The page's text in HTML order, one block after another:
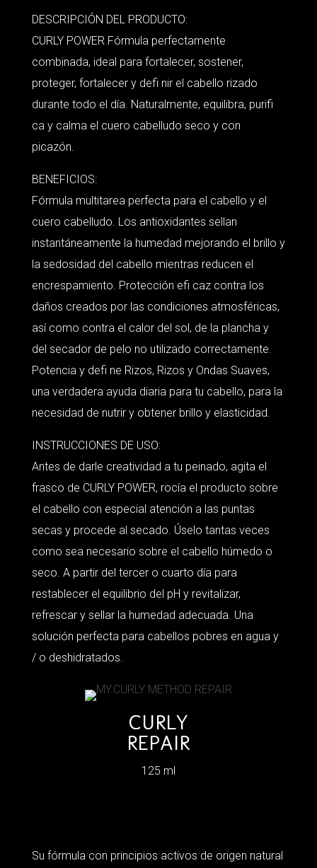
DESCRIPCIÓN DEL PRODUCTO:
CURLY POWER Fórmula perfectamente
combinada, ideal para fortalecer, sostener,
proteger, fortalecer y defi nir el cabello rizado
durante todo el día. Naturalmente, equilibra, purifi
ca y calma el cuero cabelludo seco y con
picazón.
BENEFICIOS:
Fórmula multitarea perfecta para el cabello y el
cuero cabelludo. Los antioxidantes sellan
instantáneamente la humedad mejorando el brillo y
la sedosidad del cabello mientras reducen el
encrespamiento. Protección efi caz contra los
daños creados por las condiciones atmosféricas,
así como contra el calor del sol, de la plancha y
del secador de pelo no utilizado correctamente.
Potencia y defi ne Rizos, Rizos y Ondas Suaves,
una verdadera ayuda diaria para tu cabello, para la
necesidad de nutrir y obtener brillo y elasticidad.
INSTRUCCIONES DE USO:
Antes de darle creatividad a tu peinado, agita el
frasco de CURLY POWER, rocía el producto sobre
el cabello con especial atención a las puntas
secas y procede al secado. Úselo tantas veces
como sea necesario sobre el cabello húmedo o
seco. A partir del tercer o cuarto día para
restablecer el equilibrio del pH y revitalizar,
refrescar y sellar la humedad adecuada. Una
solución perfecta para cabellos pobres en agua y
/ o deshidratados.
CURLY
REPAIR
125 ml
Su fórmula con principios activos de origen natural